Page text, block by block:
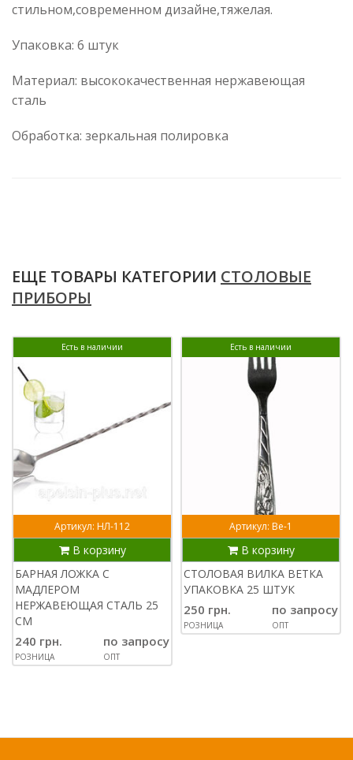
стильном,современном дизайне,тяжелая.
Упаковка: 6 штук
Материал: высококачественная нержавеющая
сталь
Обработка: зеркальная полировка
ЕЩЕ ТОВАРЫ КАТЕГОРИИ СТОЛОВЫЕ
ПРИБОРЫ
Есть в наличии
Артикул: НЛ-112
В корзину
БАРНАЯ ЛОЖКА С
МАДЛЕРОМ
НЕРЖАВЕЮЩАЯ СТАЛЬ 25
СМ
240 грн.
РОЗНИЦА
по запросу
ОПТ
Есть в наличии
Артикул: Ве-1
В корзину
СТОЛОВАЯ ВИЛКА ВЕТКА
УПАКОВКА 25 ШТУК
250 грн.
РОЗНИЦА
по запросу
ОПТ